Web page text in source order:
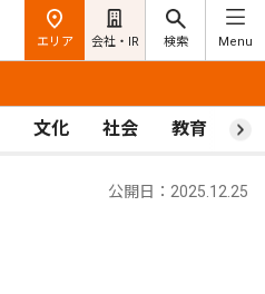
エリア 会社・IR 検索 Menu
文化 社会 教育 ス
公開日：2025.12.25